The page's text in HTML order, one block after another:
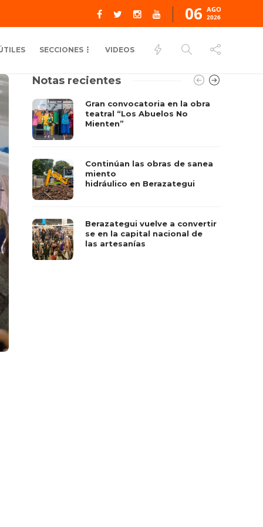
06 AGO
2026
SECCIONES VIDEOS
Notas recientes
Gran convocatoria en la obra
teatral “Los Abuelos No
Mienten”
Continúan las obras de sanea
miento
hidráulico en Berazategui
Berazategui vuelve a convertir
se en la capital nacional de
las artesanías